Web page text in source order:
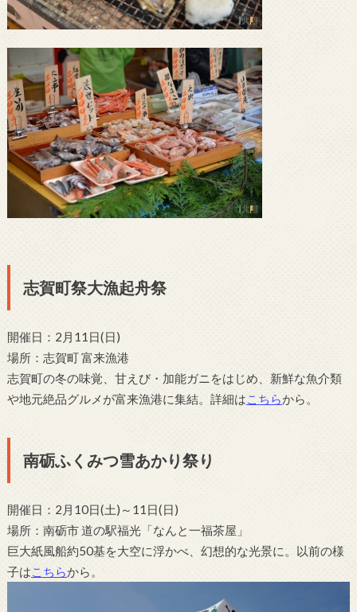
志賀町祭大漁起舟祭
開催日：2月11日(日)
場所：志賀町 富来漁港
志賀町の冬の味覚、甘えび・加能ガニをはじめ、新鮮な魚介類
や地元絶品グルメが富来漁港に集結。詳細はこちらから。
南砺ふくみつ雪あかり祭り
開催日：2月10日(土)～11日(日)
場所：南砺市 道の駅福光「なんと一福茶屋」
巨大紙風船約50基を大空に浮かべ、幻想的な光景に。以前の様
子はこちらから。